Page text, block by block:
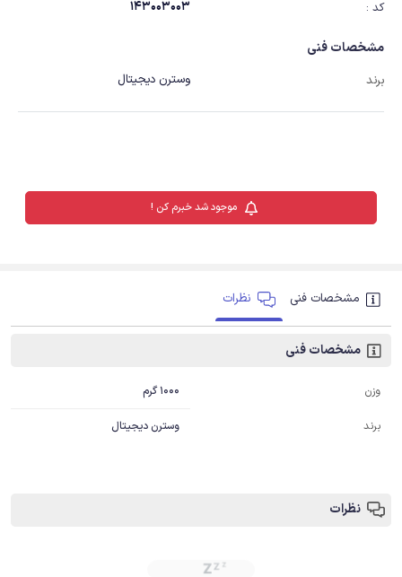
کد : 143003003
مشخصات فنی
برند وسترن دیجیتال
موجود شد خبرم کن !
مشخصات فنی نظرات
مشخصات فنی
وزن 1000 گرم
برند وسترن دیجیتال
نظرات